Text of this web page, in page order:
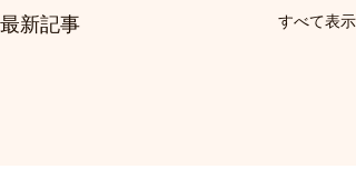
最新記事 すべて表示